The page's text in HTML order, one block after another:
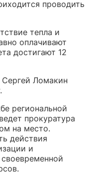
проводить
тепла и
оплачивают
достигают 12
Ломакин
региональной
прокуратура
на место.
действия
и